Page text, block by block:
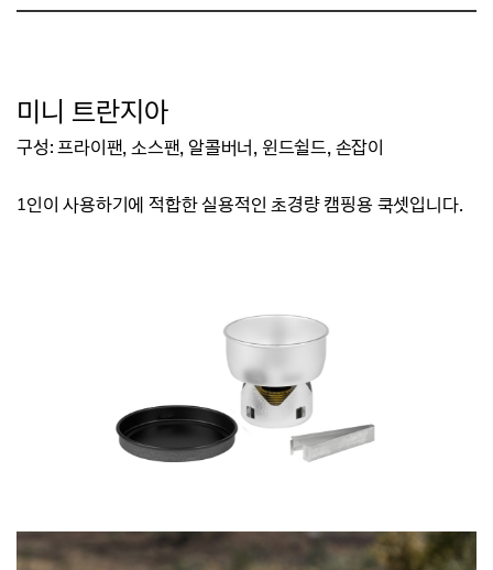
미니 트란지아
구성: 프라이팬, 소스팬, 알콜버너, 윈드쉴드, 손잡이
1인이 사용하기에 적합한 실용적인 초경량 캠핑용 쿡셋입니다.